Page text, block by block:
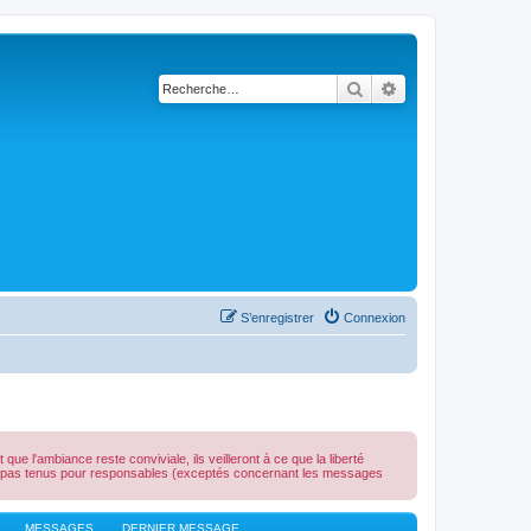
Rechercher
Connexion
S’enregistrer
l'ambiance reste conviviale, ils veilleront à ce que la liberté
tenus pour responsables (exceptés concernant les messages
MESSAGES DERNIER MESSAGE